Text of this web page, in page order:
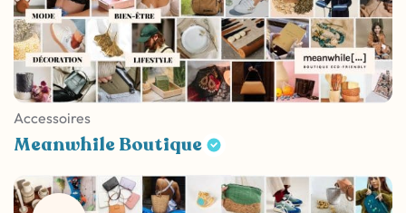
Accessoires
Meanwhile Boutique